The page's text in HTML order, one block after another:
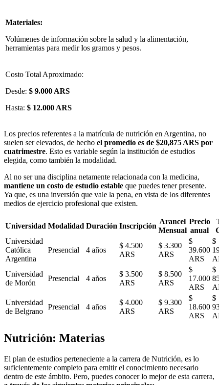
Materiales:
Volúmenes de información sobre la salud y la alimentación,
herramientas para medir los gramos y pesos.
Costo Total Aproximado:
Desde: $ 9.000 ARS
Hasta: $ 12.000 ARS
Los precios referentes a la matrícula de nutrición en Argentina, no
suelen ser elevados, de hecho el promedio es de $20,875 ARS por
cuatrimestre. Esto es variable según la institución de estudios
elegida, como también la modalidad.
Al no ser una disciplina netamente relacionada con la medicina,
mantiene un costo de estudio estable que puedes tener presente.
Ya que, es una inversión que vale la pena, en vista de los diferentes
medios de ejercicio profesional que existen.
Universidad Modalidad Duración Inscripción
Arancel
Mensual
Precio
anual
Universidad
Católica
Argentina
Presencial 4 años
$ 4.500
ARS
$ 3.300
ARS
$
39.600
ARS
$
Universidad
de Morón
Presencial 4 años
$ 3.500
ARS
$ 8.500
ARS
$
17.000
ARS
$
Universidad
de Belgrano
Presencial 4 años
$ 4.000
ARS
$ 9.300
ARS
$
18.600
ARS
$
Nutrición: Materias
El plan de estudios perteneciente a la carrera de Nutrición, es lo
suficientemente completo para emitir el conocimiento necesario
dentro de este ámbito. Pero, puedes conocer lo mejor de esta carrera,